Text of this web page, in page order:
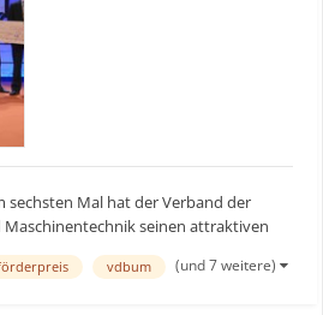
sechsten Mal hat der Verband der
seinen attraktiven
Die Preisverleihung erfolgte im
am 21. Februar 2018 auf dem
vdbum (und 7 weitere)